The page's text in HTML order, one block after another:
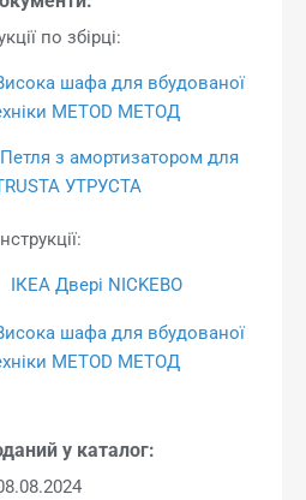
по збірці:
шафа для вбудованої
METOD МЕТОД
з амортизатором для
УТРУСТА
ІКЕА Двері NICKEBO
шафа для вбудованої
METOD МЕТОД
у каталог: